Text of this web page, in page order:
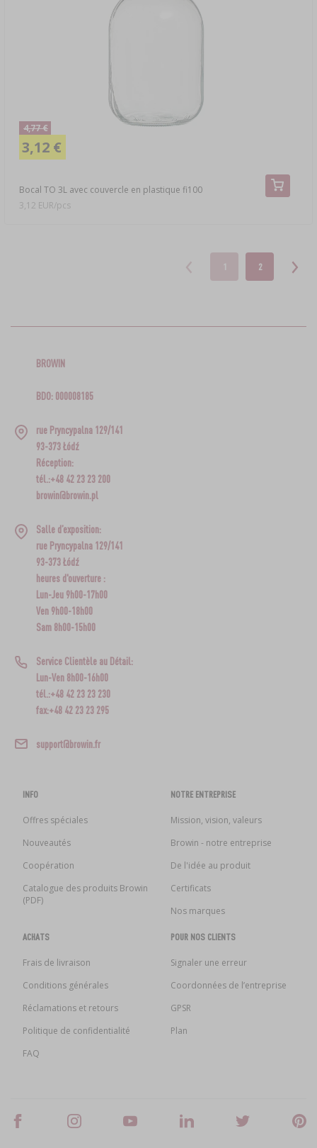
Bocal TO 3L avec couvercle en plastique fi100
4,77 €
3,12 €
3,12 EUR/pcs
1 2
BROWIN
BDO: 000008185
rue Pryncypalna 129/141
93-373 Łódź
Réception:
tél.:+48 42 23 23 200
browin@browin.pl
Salle d’exposition:
rue Pryncypalna 129/141
93-373 Łódź
heures d'ouverture :
Lun-Jeu 9h00-17h00
Ven 9h00-18h00
Sam 8h00-15h00
Service Clientèle au Détail:
Lun-Ven 8h00-16h00
tél.:+48 42 23 23 230
fax:+48 42 23 23 295
support@browin.fr
INFO
Offres spéciales
Nouveautés
Coopération
Catalogue des produits Browin
(PDF)
NOTRE ENTREPRISE
Mission, vision, valeurs
Browin - notre entreprise
De l'idée au produit
Certificats
Nos marques
ACHATS
Frais de livraison
Conditions générales
Réclamations et retours
Politique de confidentialité
FAQ
POUR NOS CLIENTS
Signaler une erreur
Coordonnées de l’entreprise
GPSR
Plan